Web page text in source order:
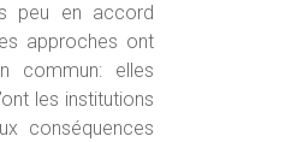
peu en accord
approches ont
commun: elles
les institutions
conséquences